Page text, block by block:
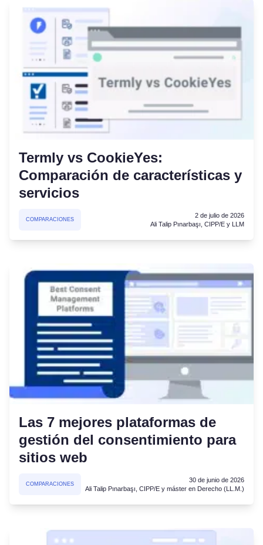
Termly vs CookieYes:
Comparación de características y
servicios
COMPARACIONES
2 de julio de 2026
Ali Talip Pınarbaşı, CIPP/E y LLM
Las 7 mejores plataformas de
gestión del consentimiento para
sitios web
COMPARACIONES
30 de junio de 2026
Ali Talip Pınarbaşı, CIPP/E y máster en Derecho (LL.M.)